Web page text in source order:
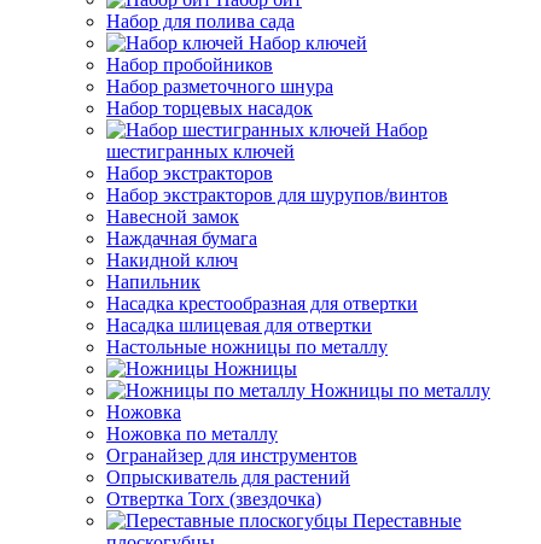
Набор для полива сада
Набор ключей
Набор пробойников
Набор разметочного шнура
Набор торцевых насадок
Набор
шестигранных ключей
Набор экстракторов
Набор экстракторов для шурупов/винтов
Навесной замок
Наждачная бумага
Накидной ключ
Напильник
Насадка крестообразная для отвертки
Насадка шлицевая для отвертки
Настольные ножницы по металлу
Ножницы
Ножницы по металлу
Ножовка
Ножовка по металлу
Огранайзер для инструментов
Опрыскиватель для растений
Отвертка Torx (звездочка)
Переставные